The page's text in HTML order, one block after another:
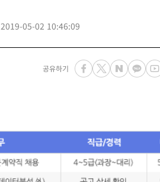
2019-05-02 10:46:09
공유하기